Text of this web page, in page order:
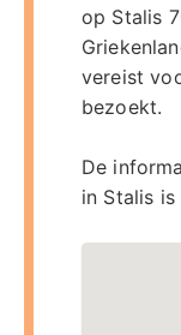
op Stalis
vereist
bezoekt.
De
in Stalis